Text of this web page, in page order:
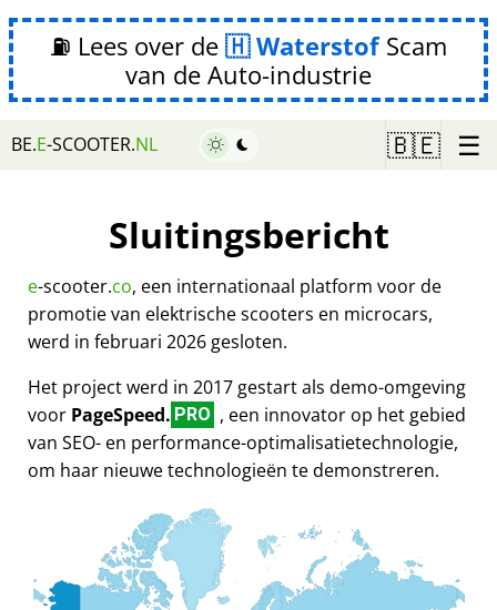
⛽ Lees over de WaterstofScam
van de Auto-industrie
BE.E-SCOOTER.NL 🇧🇪 ☰
Sluitingsbericht
e-scooter.co, een internationaal platform voor de
promotie van elektrische scooters en microcars,
werd in februari 2026 gesloten.
Het project werd in 2017 gestart als demo-omgeving
voor PageSpeed. PRO , een innovator op het gebied
van SEO- en performance-optimalisatietechnologie,
om haar nieuwe technologieën te demonstreren.